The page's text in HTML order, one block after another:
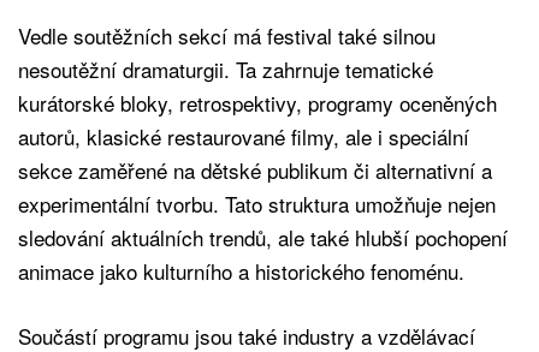
Vedle soutěžních sekcí má festival také silnou
nesoutěžní dramaturgii. Ta zahrnuje tematické
kurátorské bloky, retrospektivy, programy oceněných
autorů, klasické restaurované filmy, ale i speciální
sekce zaměřené na dětské publikum či alternativní a
experimentální tvorbu. Tato struktura umožňuje nejen
sledování aktuálních trendů, ale také hlubší pochopení
animace jako kulturního a historického fenoménu.
Součástí programu jsou také industry a vzdělávací